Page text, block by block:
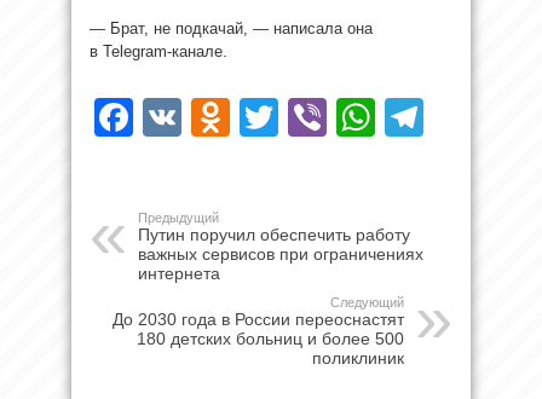
— Брат, не подкачай, — написала она
в Telegram-канале.
Facebook
VK Odnoklassniki
Twitter
Viber
Предыдущий
Путин поручил обеспечить работу
важных сервисов при ограничениях
интернета
Следующий
До 2030 года в России переоснастят
180 детских больниц и более 500
поликлиник